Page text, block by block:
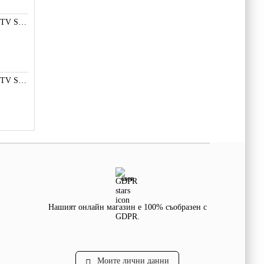
LED ПОДСВЕТКА TV SMD СВЕТОДИОД 2835 2W 3V МАЛКА+
LED ПОДСВЕТКА TV SMD СВЕТОДИОД 2W 3535 6V LG
GDPR
Нашият онлайн магазин е 100% съобразен с
GDPR.
Моите лични данни